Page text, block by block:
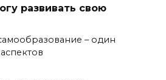
развивать свою
– один